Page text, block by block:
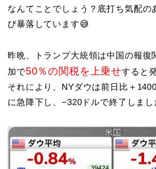
なんてことでしょう？底打ち気配の
び暴落しています😅
昨晩、トランプ大統領は中国の報復
加で50％の関税を上乗せすると
それにより、NYダウは前日比＋
に急降下し、−320ドルで終了しまし